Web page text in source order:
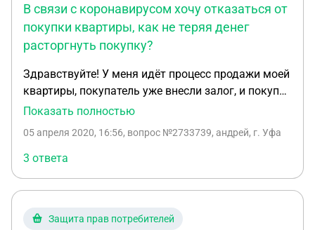
В связи с коронавирусом хочу отказаться от
покупки квартиры, как не теряя денег
расторгнуть покупку?
Здравствуйте! У меня идёт процесс продажи моей
квартиры, покупатель уже внесли залог, и покупка
мной другой квартиры, каторая уже найдена и
залоге. Но в связи с кроновирусом хочу
отказаться от покупки. Мне сказал риэлтор что
если я откажусь теряю залог и должен ещё
столько же денег внести. Могу я как то не теряя
Показать полностью
05 апреля 2020, 16:56, вопрос №2733739, андрей, г. Уфа
3 ответа
Защита прав потребителей